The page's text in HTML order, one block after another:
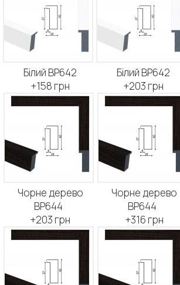
Білий BP642
+158 грн
Білий BP642
+203 грн
Чорне дерево
BP644
+203 грн
Чорне дерево
BP644
+316 грн